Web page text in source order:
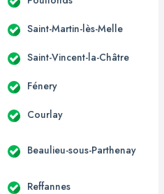
Saint-Martin-lès-Melle
Saint-Vincent-la-Châtre
Fénery
Courlay
Beaulieu-sous-Parthenay
Reffannes